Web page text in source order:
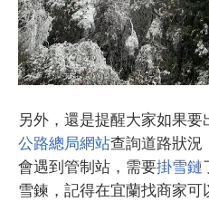
另外，還是提醒大家如果
公路總局網站查詢道路狀況
會遇到管制站，需要掛雪鏈
雪鍊，記得在宜蘭找商家可